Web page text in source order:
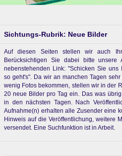
Sichtungs-Rubrik: Neue Bilder
Auf diesen Seiten stellen wir auch
Berücksichtigen Sie dabei bitte unsere
nebenstehenden Link: "Schicken Sie uns
so geht's". Da wir an manchen Tagen
wenig Fotos bekommen, stellen wir in der
20 neue Bilder pro Tag ein. Das was
in den nächsten Tagen. Nach
Aufnahme(n) erhalten alle Zusender eine
Hinweis auf die Veröffentlichung, weitere
versendet. Eine Suchfunktion ist in Arbeit.